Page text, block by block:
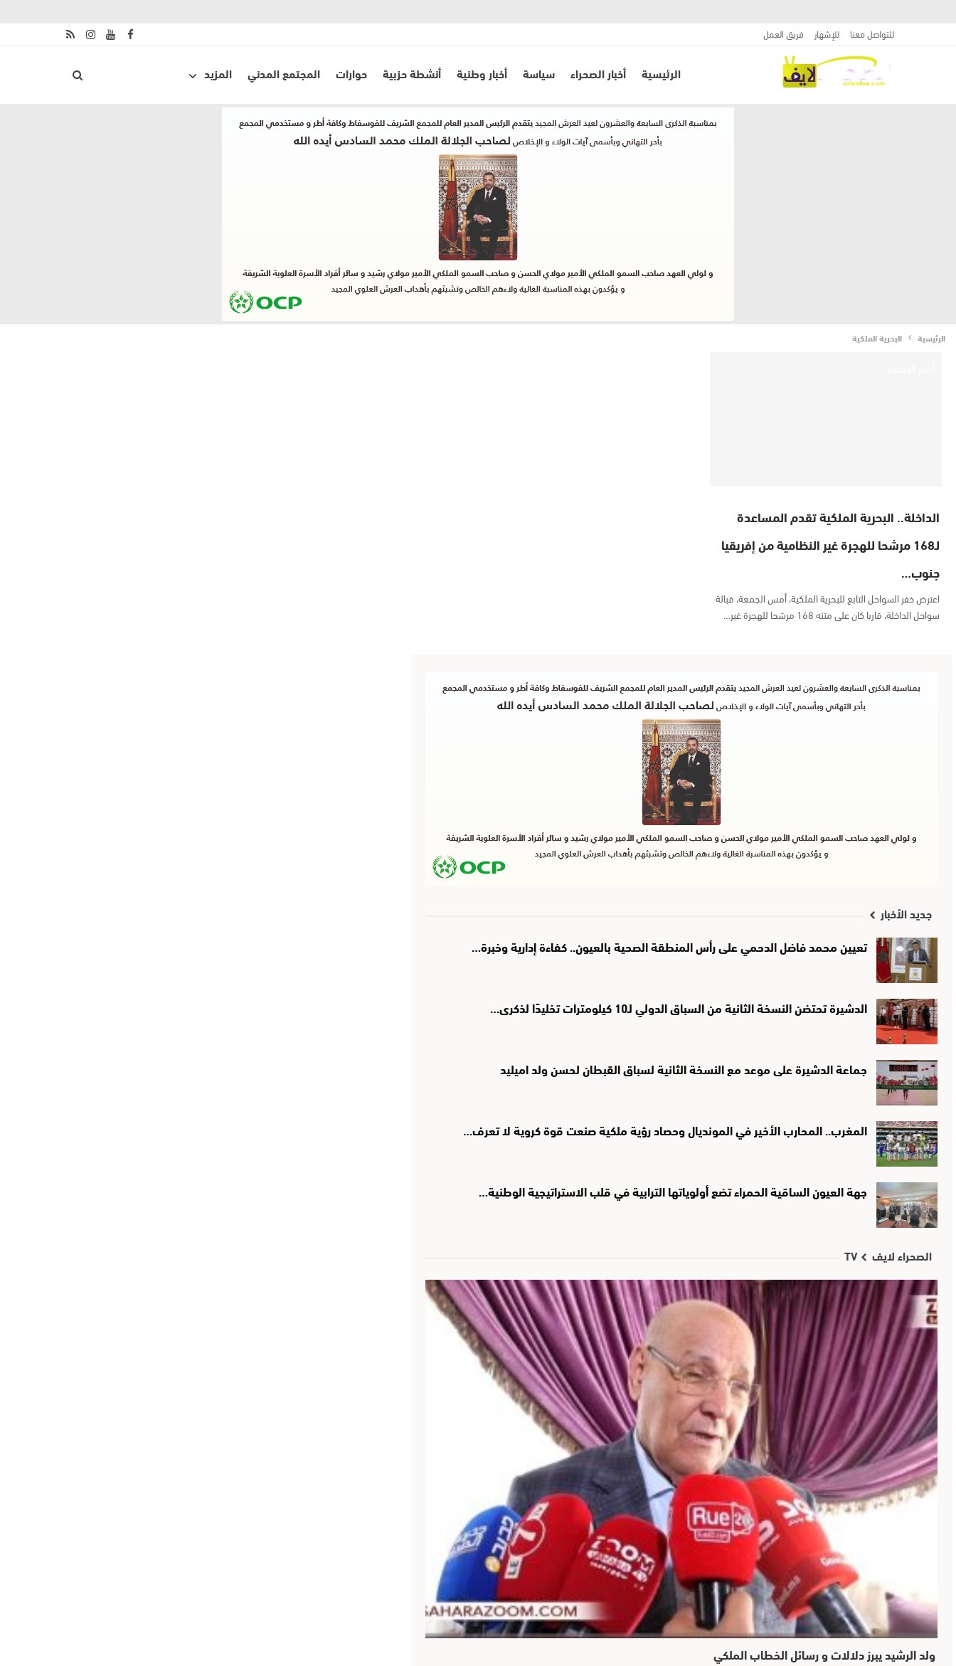
للتواصل معنا للإشهار فريق العمل
الرئيسية أخبار الصحراء سياسة أخبار وطنية أنشطة حزبية حوارات المجتمع المدني المزيد
الرئيسية البحرية الملكية
الداخلة.. البحرية الملكية تقدم المساعدة
لـ168 مرشحا للهجرة غير النظامية من إفريقيا
جنوب…
اعترض خفر السواحل التابع للبحرية الملكية، أمس الجمعة، قبالة
سواحل الداخلة، قاربا كان على متنه 168 مرشحا للهجرة غير…
جديد الأخبار
تعيين محمد فاضل الدحمي على رأس المنطقة الصحية بالعيون.. كفاءة إدارية وخبرة…
الدشيرة تحتضن النسخة الثانية من السباق الدولي لـ10 كيلومترات تخليدًا لذكرى…
جماعة الدشيرة على موعد مع النسخة الثانية لسباق القبطان لحسن ولد اميليد
المغرب.. المحارب الأخير في المونديال وحصاد رؤية ملكية صنعت قوة كروية لا تعرف…
جهة العيون الساقية الحمراء تضع أولوياتها الترابية في قلب الاستراتيجية الوطنية…
الصحراء لايف TV
ولد الرشيد يبرز دلالات و رسائل الخطاب الملكي